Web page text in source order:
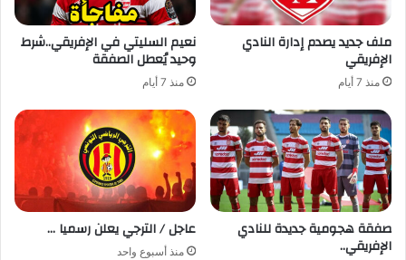
ملف جديد يصدم إدارة النادي
الإفريقي
منذ 7 أيام
نعيم السليتي في الإفريقي..شرط
وحيد يُعطل الصفقة
منذ 7 أيام
صفقة هجومية جديدة للنادي
الإفريقي..
عاجل / الترجي يعلن رسميا …
منذ أسبوع واحد